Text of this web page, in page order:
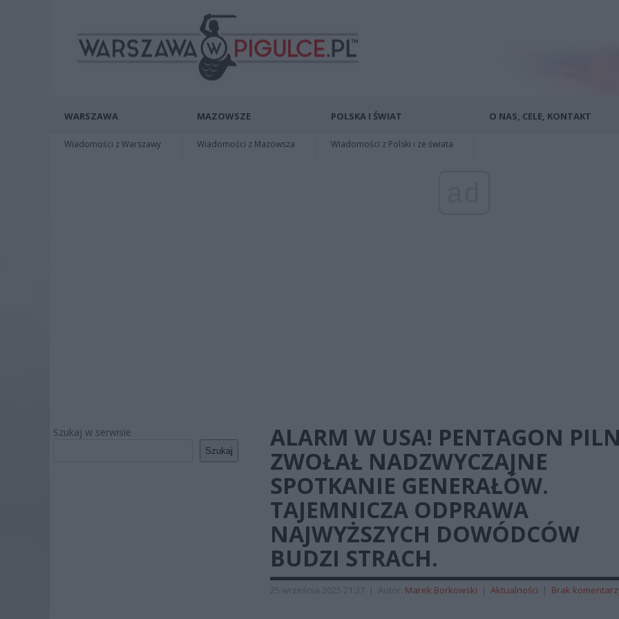
WARSZAWA
Wiadomości z Warszawy
MAZOWSZE
Wiadomości z Mazowsza
POLSKA I ŚWIAT
Wiadomości z Polski i ze świata
O NAS, CELE, KONTAKT
Szukaj w serwisie
Szukaj
ALARM W USA! PENTAGON
ZWOŁAŁ NADZWYCZAJNE
SPOTKANIE GENERAŁÓW.
TAJEMNICZA ODPRAWA
NAJWYŻSZYCH DOWÓDCÓW
BUDZI STRACH.
25 września 2025 21:37 | Autor: Marek Borkowski | Aktualności | Brak